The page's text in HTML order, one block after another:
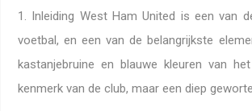
1. Inleiding West Ham United is een van
voetbal, en een van de belangrijkste
kastanjebruine en blauwe kleuren van
kenmerk van de club, maar een diep